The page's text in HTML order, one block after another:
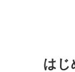
はじ